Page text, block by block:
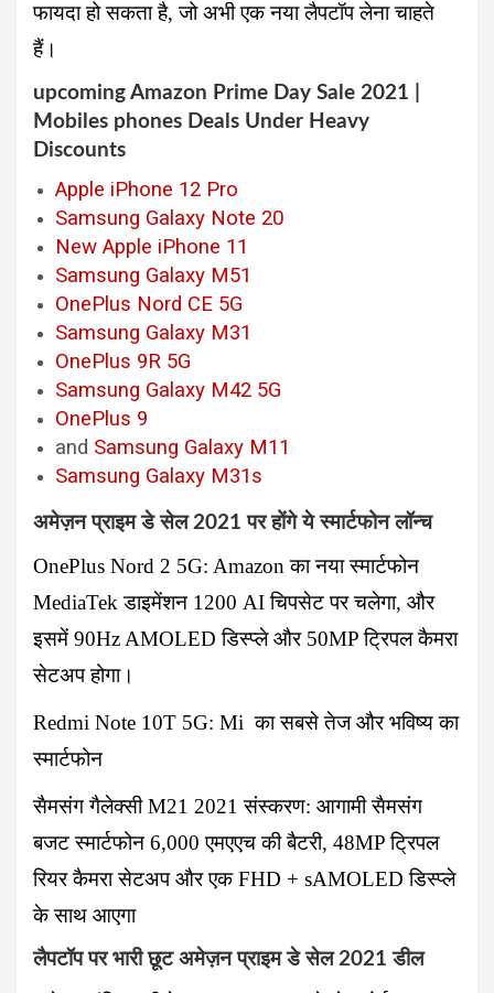
फायदा हो सकता है, जो अभी एक नया लैपटॉप लेना चाहते
हैं।
upcoming Amazon Prime Day Sale 2021 |
Mobiles phones Deals Under Heavy
Discounts
Apple iPhone 12 Pro
Samsung Galaxy Note 20
New Apple iPhone 11
Samsung Galaxy M51
OnePlus Nord CE 5G
Samsung Galaxy M31
OnePlus 9R 5G
Samsung Galaxy M42 5G
OnePlus 9
and Samsung Galaxy M11
Samsung Galaxy M31s
अमेज़न प्राइम डे सेल 2021 पर होंगे ये स्मार्टफोन लॉन्च
OnePlus Nord 2 5G: Amazon का नया स्मार्टफोन
MediaTek डाइमेंशन 1200 AI चिपसेट पर चलेगा, और
इसमें 90Hz AMOLED डिस्प्ले और 50MP ट्रिपल कैमरा
सेटअप होगा।
Redmi Note 10T 5G: Mi का सबसे तेज और भविष्य का
स्मार्टफोन
सैमसंग गैलेक्सी M21 2021 संस्करण: आगामी सैमसंग
बजट स्मार्टफोन 6,000 एमएएच की बैटरी, 48MP ट्रिपल
रियर कैमरा सेटअप और एक FHD + sAMOLED डिस्प्ले
के साथ आएगा
लैपटॉप पर भारी छूट अमेज़न प्राइम डे सेल 2021 डील